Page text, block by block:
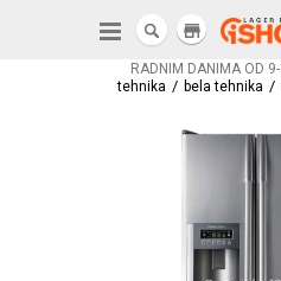
RADNIM DANIMA OD
store
tehnika / bela tehnika /